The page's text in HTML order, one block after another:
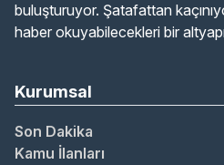
buluşturuyor. Şatafattan
haber okuyabilecekleri bir
Kurumsal
Son Dakika
Kamu İlanları